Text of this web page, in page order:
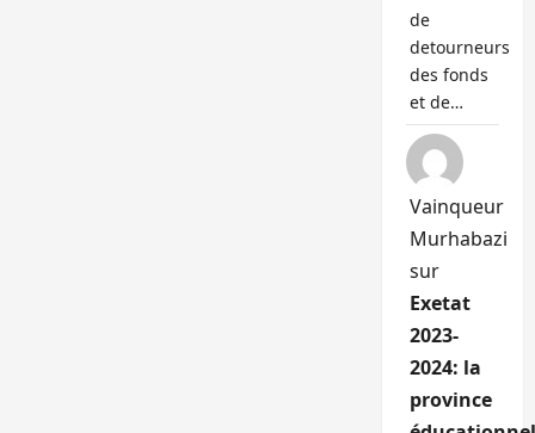
de
detourneurs
des fonds
et de…
Vainqueur
Murhabazi
sur
Exetat
2023-
2024: la
province